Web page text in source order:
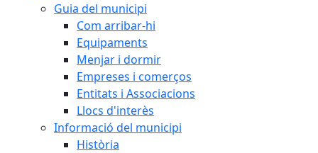
Guia del municipi
Com arribar-hi
Equipaments
Menjar i dormir
Empreses i comerços
Entitats i Associacions
Llocs d'interès
Informació del municipi
Història